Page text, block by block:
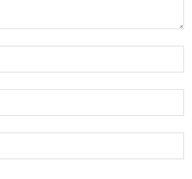
:*
:*
: